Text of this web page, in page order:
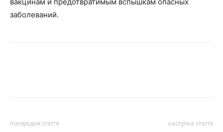
заболеваний.
попередня стаття наступна стаття